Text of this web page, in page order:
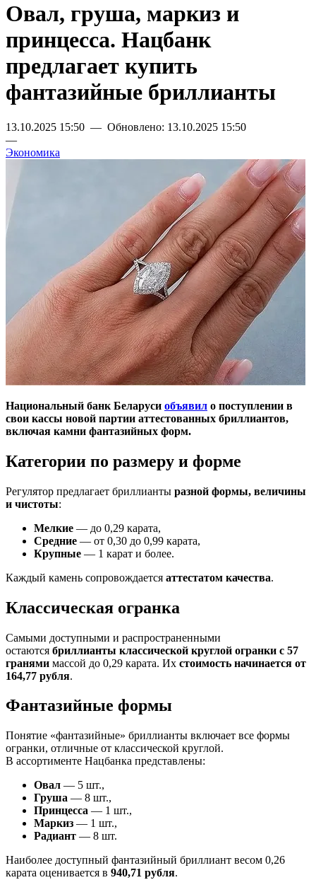
Овал, груша, маркиз и
принцесса. Нацбанк
предлагает купить
фантазийные бриллианты
13.10.2025 15:50 — Обновлено: 13.10.2025 15:50
—
Экономика
Национальный банк Беларуси объявил о поступлении в
свои кассы новой партии аттестованных бриллиантов,
включая камни фантазийных форм.
Категории по размеру и форме
Регулятор предлагает бриллианты разной формы, величины
и чистоты:
Мелкие — до 0,29 карата,
Средние — от 0,30 до 0,99 карата,
Крупные — 1 карат и более.
Каждый камень сопровождается аттестатом качества.
Классическая огранка
Самыми доступными и распространенными
остаются бриллианты классической круглой огранки с 57
гранями массой до 0,29 карата. Их стоимость начинается от
164,77 рубля.
Фантазийные формы
Понятие «фантазийные» бриллианты включает все формы
огранки, отличные от классической круглой.
В ассортименте Нацбанка представлены:
Овал — 5 шт.,
Груша — 8 шт.,
Принцесса — 1 шт.,
Маркиз — 1 шт.,
Радиант — 8 шт.
Наиболее доступный фантазийный бриллиант весом 0,26
карата оценивается в 940,71 рубля.